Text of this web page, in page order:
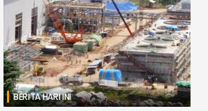
BERITA HARI INI